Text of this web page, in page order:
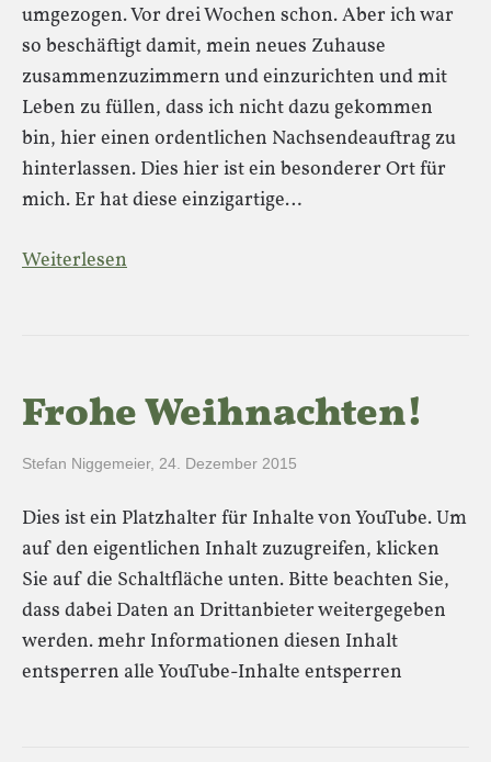
umgezogen. Vor drei Wochen schon. Aber ich war
so beschäftigt damit, mein neues Zuhause
zusammenzuzimmern und einzurichten und mit
Leben zu füllen, dass ich nicht dazu gekommen
bin, hier einen ordentlichen Nachsendeauftrag zu
hinterlassen. Dies hier ist ein besonderer Ort für
mich. Er hat diese einzigartige…
Weiterlesen
Frohe Weihnachten!
Stefan Niggemeier, 24. Dezember 2015
Dies ist ein Platzhalter für Inhalte von YouTube. Um
auf den eigentlichen Inhalt zuzugreifen, klicken
Sie auf die Schaltfläche unten. Bitte beachten Sie,
dass dabei Daten an Drittanbieter weitergegeben
werden. mehr Informationen diesen Inhalt
entsperren alle YouTube-Inhalte entsperren